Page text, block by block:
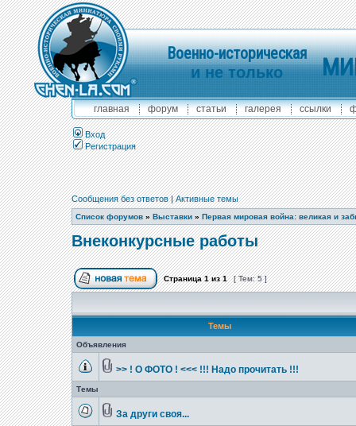
Военно-историческая
и не только
главная форум статьи галерея ссылки
Вход
Регистрация
Сообщения без ответов|Активные темы
Список форумов » Выставки » Первая мировая война: великая и
Внеконкурсные работы
Страница1из1 [ Тем: 5 ]
Темы
Объявления
>> ! О ФОТО ! <<< !!! Надо прочитать !!!
Темы
За други своя...